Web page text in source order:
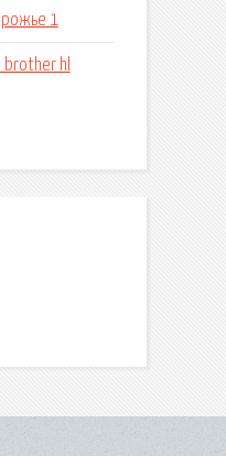
1
brother hl